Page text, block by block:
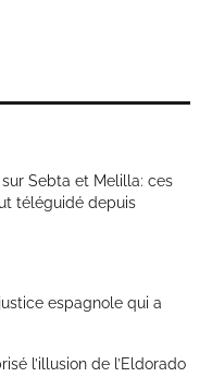
Sebta et Melilla: ces
téléguidé depuis
espagnole qui a
l’illusion de l’Eldorado